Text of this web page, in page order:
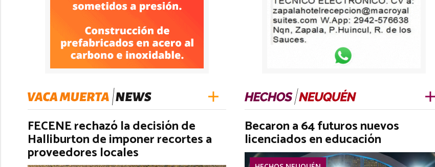
FECENE rechazó la decisión de
Halliburton de imponer recortes a
proveedores locales
Becaron a 64 futuros nuevos
licenciados en educación